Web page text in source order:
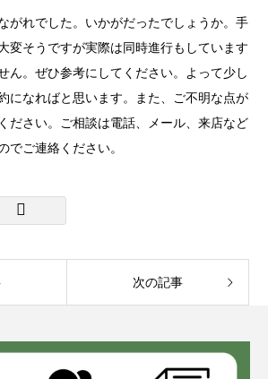
がれでした。いかがだったでしょうか。手
変そうですが実際は同時進行もしています
ん。ぜひ参考にしてください。よって少し
になればと思います。また、ご不明な点が
ださい。ご相談は電話、メール、来店など
でご連絡ください。
次の記事